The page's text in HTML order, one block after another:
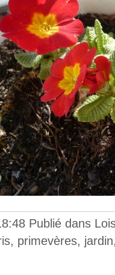
Publié dans
, primevères, jardin